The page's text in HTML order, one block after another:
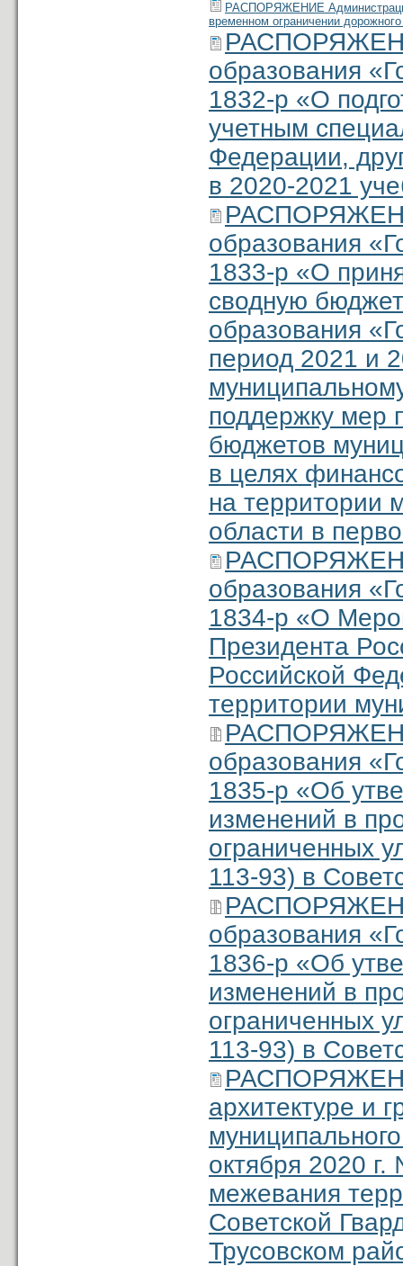
РАСПОРЯЖЕНИЕ
временном ограничении
образования
1832-р «О
учетным
Федерации,
в 2020-2021
образования
1833-р «О
сводную
образования
период 2021 и
поддержку мер
бюджетов
в целях
на территории
области в
образования
1834-р «О
Президента
Российской
территории
образования
1835-р «Об
изменений в
113-93) в
образования
1836-р «Об
изменений в
113-93) в
архитектуре и
октября 2020
межевания
Советской
Трусовском